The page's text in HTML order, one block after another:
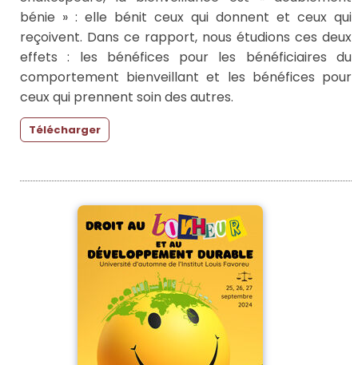
bénie » : elle bénit ceux qui donnent et ceux qui
reçoivent. Dans ce rapport, nous étudions ces deux
effets : les bénéfices pour les bénéficiaires du
comportement bienveillant et les bénéfices pour
ceux qui prennent soin des autres.
Télécharger